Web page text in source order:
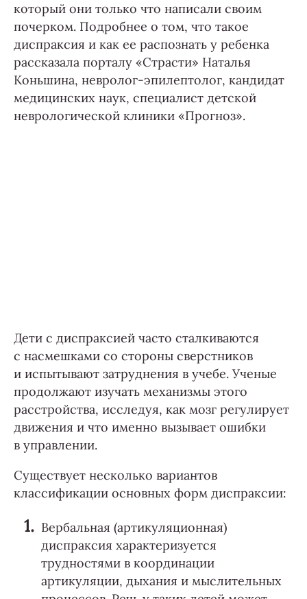
который они только что написали своим
почерком. Подробнее о том, что такое
диспраксия и как ее распознать у ребенка
рассказала порталу «Страсти» Наталья
Коньшина, невролог-эпилептолог, кандидат
медицинских наук, специалист детской
неврологической клиники «Прогноз».
Дети с диспраксией часто сталкиваются
с насмешками со стороны сверстников
и испытывают затруднения в учебе. Ученые
продолжают изучать механизмы этого
расстройства, исследуя, как мозг регулирует
движения и что именно вызывает ошибки
в управлении.
Существует несколько вариантов
классификации основных форм диспраксии:
Вербальная (артикуляционная)
диспраксия характеризуется
трудностями в координации
артикуляции, дыхания и мыслительных